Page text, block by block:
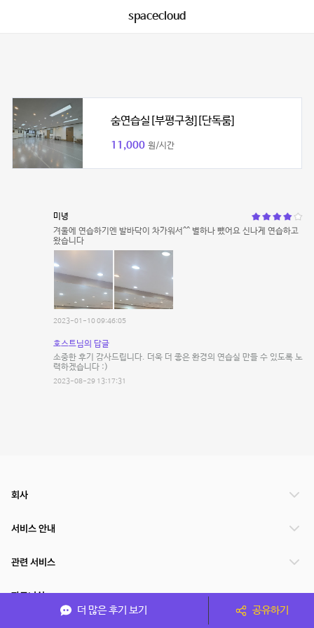
spacecloud
숨연습실[부평구청][단독룸]
11,000 원/시간
미녕
겨울에 연습하기엔 발바닥이 차가워서^^ 별하나 뺐어요 신나게 연습하고
왔습니다
2023-01-10 09:46:05
호스트님의 답글
소중한 후기 감사드립니다. 더욱 더 좋은 환경의 연습실 만들 수 있도록 노
력하겠습니다 :)
2023-08-29 13:17:31
더 많은 후기 보기 공유하기
회사
서비스 안내
관련 서비스
파트너쉽